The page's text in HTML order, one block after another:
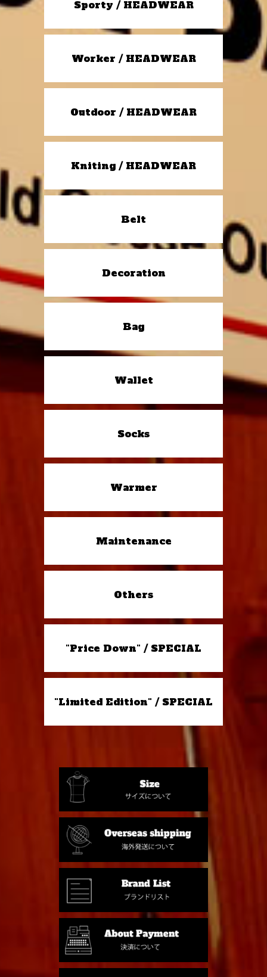
Sporty / HEADWEAR
Worker / HEADWEAR
Outdoor / HEADWEAR
Kniting / HEADWEAR
Belt
Decoration
Bag
Wallet
Socks
Warmer
Maintenance
Others
"Price Down" / SPECIAL
"Limited Edition" / SPECIAL